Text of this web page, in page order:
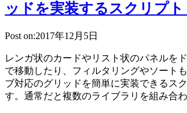
ッドを実装するスクリプ
Post on:2017年12月5日
レンガ状のカードやリスト状のパネルを
で移動したり、フィルタリングやソート
ブ対応のグリッドを簡単に実装できるス
す。通常だと複数のライブラリを組み合